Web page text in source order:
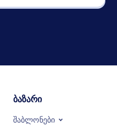
ბაზარი
შაბლონები